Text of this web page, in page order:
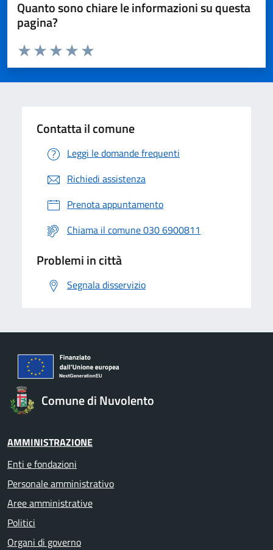
Quanto sono chiare le informazioni su questa
pagina?
Valuta da 1 a 5 stelle la pagina
Valuta 5 stelle su 5
Valuta 4 stelle su 5
Valuta 3 stelle su 5
Valuta 2 stelle su 5
Valuta 1 stelle su 5
Contatta il comune
Leggi le domande frequenti
Richiedi assistenza
Prenota appuntamento
Chiama il comune 030 6900811
Problemi in città
Segnala disservizio
Comune di Nuvolento
AMMINISTRAZIONE
Enti e fondazioni
Personale amministrativo
Aree amministrative
Politici
Organi di governo